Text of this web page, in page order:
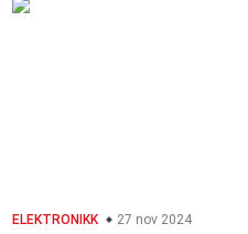
ELEKTRONIKK 27 nov 2024